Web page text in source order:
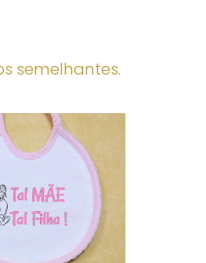
semelhantes.